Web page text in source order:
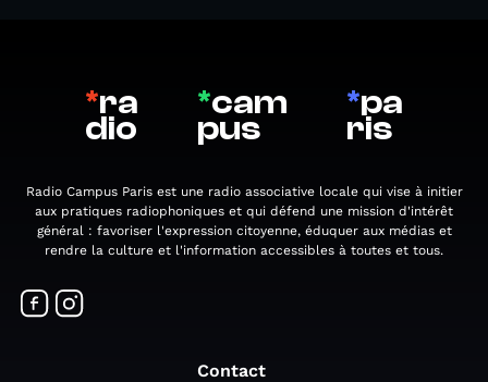
*ra
dio
*cam
pus
*pa
ris
Radio Campus Paris est une radio associative locale qui vise à initier
aux pratiques radiophoniques et qui défend une mission d'intérêt
général : favoriser l'expression citoyenne, éduquer aux médias et
rendre la culture et l'information accessibles à toutes et tous.
Contact